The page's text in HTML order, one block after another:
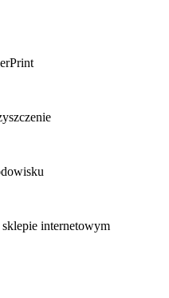
internetowym